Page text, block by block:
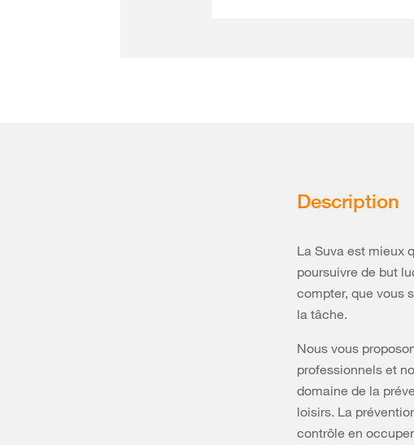
Description
La Suva est mieux
poursuivre de but
compter, que vous
la tâche.
Nous vous
professionnels et
domaine de la
loisirs. La
contrôle en